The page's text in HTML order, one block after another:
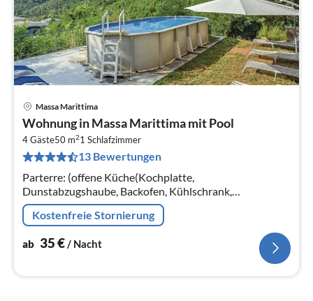
Massa Marittima
Wohnung in Massa Marittima mit Pool
4 Gäste50 m21 Schlafzimmer
13 Bewertungen
Parterre: (offene Küche(Kochplatte,
Dunstabzugshaube, Backofen, Kühlschrank,
Waschbecken), Wohn/Esszimmer(Schlafcouch 1 Pers.,
Esstisch), Schlafzimmer(Doppelbett, Etagenbett)
Kostenfreie Stornierung
ab 35€/ Nacht